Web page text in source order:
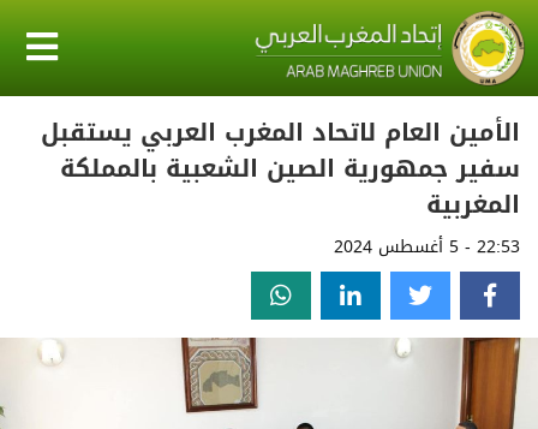
الأمين العام لاتحاد المغرب العربي يستقبل
سفير جمهورية الصين الشعبية بالمملكة
المغربية
22:53 - 5 أغسطس 2024